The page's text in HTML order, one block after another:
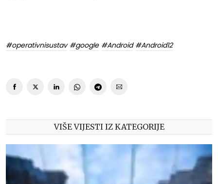
#operativnisustav #google #Android #Android12
VIŠE VIJESTI IZ KATEGORIJE